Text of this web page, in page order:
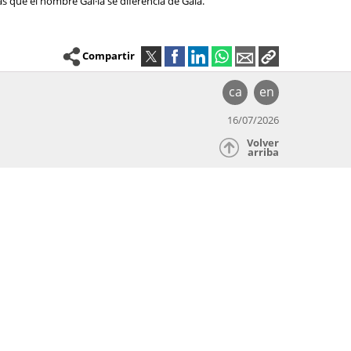
Compartir
ca en
16/07/2026
Volver
arriba